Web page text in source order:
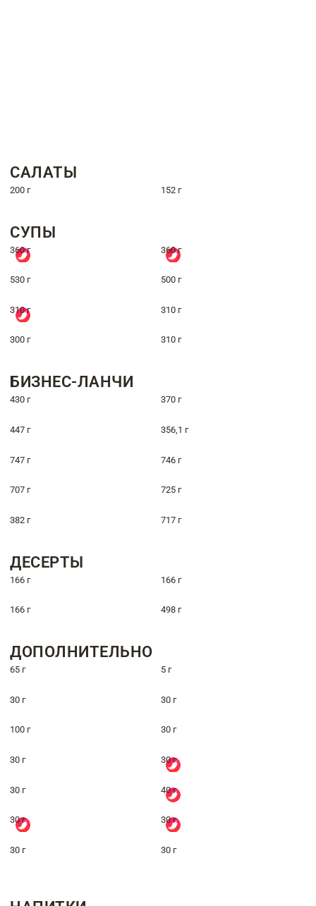
САЛАТЫ
200 г 152 г
СУПЫ
360 г 360 г
530 г 500 г
310 г 310 г
300 г 310 г
БИЗНЕС-ЛАНЧИ
430 г 370 г
447 г 356,1 г
747 г 746 г
707 г 725 г
382 г 717 г
ДЕСЕРТЫ
166 г 166 г
166 г 498 г
ДОПОЛНИТЕЛЬНО
65 г 5 г
30 г 30 г
100 г 30 г
30 г 30 г
30 г 40 г
30 г 30 г
30 г 30 г